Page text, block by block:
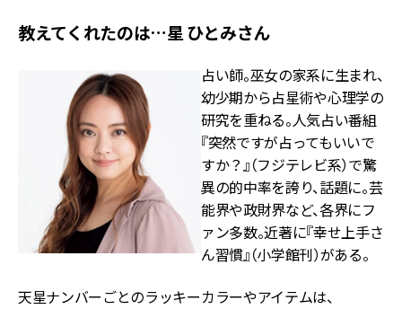
教えてくれたのは…星 ひとみさん
占い師。巫女の家系に生まれ、
幼少期から占星術や心理学の
研究を重ねる。人気占い番組
『突然ですが占ってもいいで
すか？』（フジテレビ系）で驚
異の的中率を誇り、話題に。芸
能界や政財界など、各界にフ
ァン多数。近著に『幸せ上手さ
ん習慣』（小学館刊）がある。
天星ナンバーごとのラッキーカラーやアイテムは、